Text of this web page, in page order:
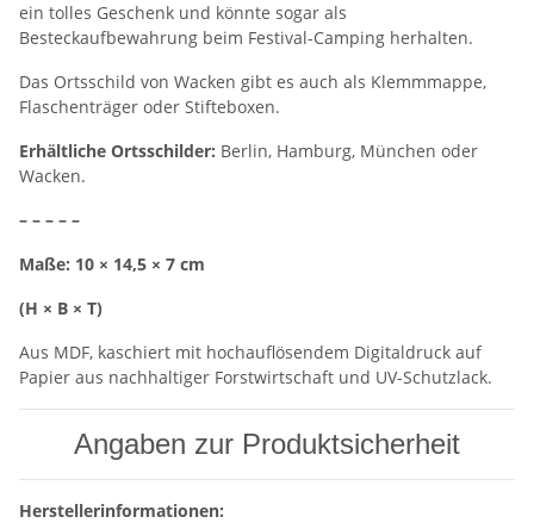
ein tolles Geschenk und könnte sogar als
Besteckaufbewahrung beim Festival-Camping herhalten.
Das Ortsschild von Wacken gibt es auch als Klemmmappe,
Flaschenträger oder Stifteboxen.
Erhältliche Ortsschilder: Berlin, Hamburg, München oder
Wacken.
– – – – –
Maße: 10 × 14,5 × 7 cm
(H × B × T)
Aus MDF, kaschiert mit hochauflösendem Digitaldruck auf
Papier aus nachhaltiger Forstwirtschaft und UV-Schutzlack.
Angaben zur Produktsicherheit
Herstellerinformationen: